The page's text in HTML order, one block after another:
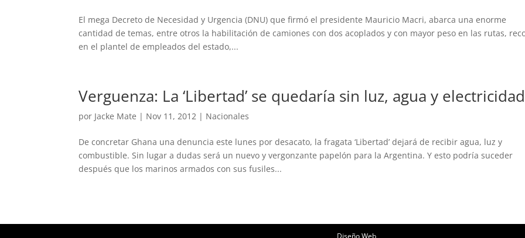
El mega Decreto de Necesidad y Urgencia (DNU) que firmó el presidente Mauricio Macri, abarca una enorme
cantidad de temas, entre otros la habilitación de camiones con dos acoplados y con mayor peso en las rutas,
en el plantel de empleados del estado,...
Verguenza: La ‘Libertad’ se quedaría sin luz, agua y electricidad
por Jacke Mate | Nov 11, 2012 | Nacionales
De concretar Ghana una denuncia este lunes por desacato, la fragata ‘Libertad’ dejará de recibir agua, luz y
combustible. Sin lugar a dudas será un nuevo y vergonzante papelón para la Argentina. Y esto podría suceder
después que los marinos armados con sus fusiles...
Diseño Web